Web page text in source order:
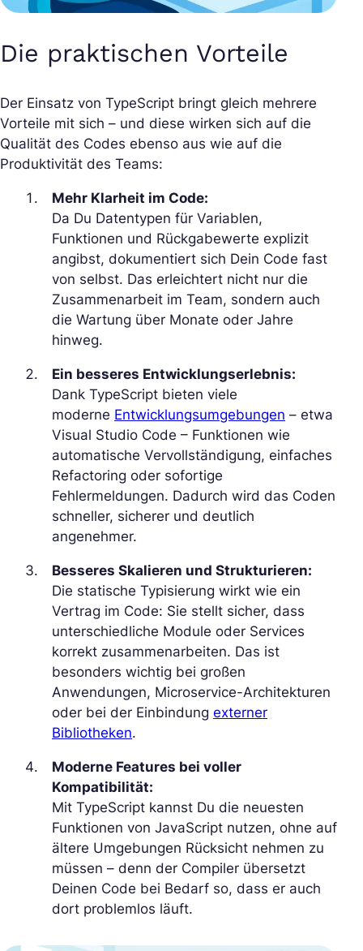
Die praktischen Vorteile
Der Einsatz von TypeScript bringt gleich mehrere
Vorteile mit sich – und diese wirken sich auf die
Qualität des Codes ebenso aus wie auf die
Produktivität des Teams:
Mehr Klarheit im Code:
Da Du Datentypen für Variablen,
Funktionen und Rückgabewerte explizit
angibst, dokumentiert sich Dein Code fast
von selbst. Das erleichtert nicht nur die
Zusammenarbeit im Team, sondern auch
die Wartung über Monate oder Jahre
hinweg.
Ein besseres Entwicklungserlebnis:
Dank TypeScript bieten viele
moderne Entwicklungsumgebungen – etwa
Visual Studio Code – Funktionen wie
automatische Vervollständigung, einfaches
Refactoring oder sofortige
Fehlermeldungen. Dadurch wird das Coden
schneller, sicherer und deutlich
angenehmer.
Besseres Skalieren und Strukturieren:
Die statische Typisierung wirkt wie ein
Vertrag im Code: Sie stellt sicher, dass
unterschiedliche Module oder Services
korrekt zusammenarbeiten. Das ist
besonders wichtig bei großen
Anwendungen, Microservice-Architekturen
oder bei der Einbindung externer
Bibliotheken.
Moderne Features bei voller
Kompatibilität:
Mit TypeScript kannst Du die neuesten
Funktionen von JavaScript nutzen, ohne auf
ältere Umgebungen Rücksicht nehmen zu
müssen – denn der Compiler übersetzt
Deinen Code bei Bedarf so, dass er auch
dort problemlos läuft.